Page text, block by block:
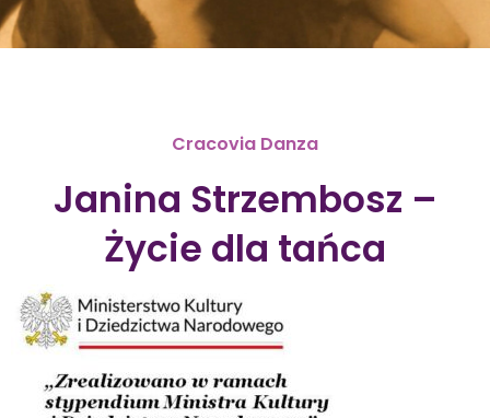
Cracovia Danza
Janina Strzembosz –
Życie dla tańca